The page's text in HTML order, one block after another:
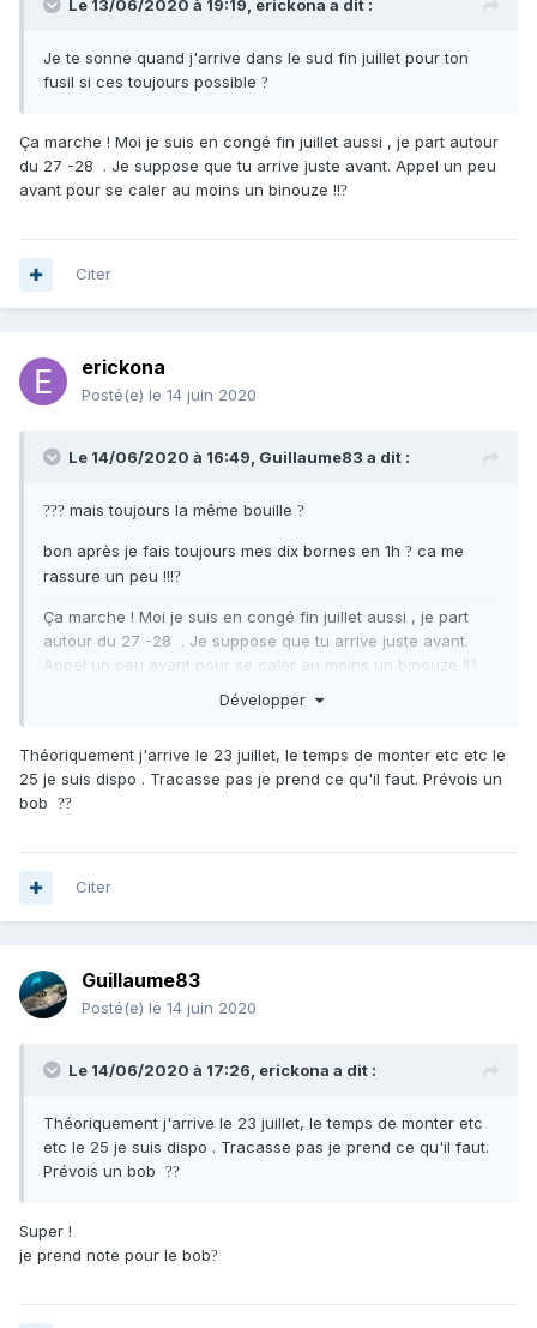
Le 13/06/2020 à 19:19, erickona a dit :
Je te sonne quand j'arrive dans le sud fin juillet pour ton
fusil si ces toujours possible ?
Ça marche ! Moi je suis en congé fin juillet aussi , je part autour
du 27 -28 . Je suppose que tu arrive juste avant. Appel un peu
avant pour se caler au moins un binouze !!?
Citer
erickona
Posté(e) le 14 juin 2020
Le 14/06/2020 à 16:49, Guillaume83 a dit :
??? mais toujours la même bouille ?
bon après je fais toujours mes dix bornes en 1h ? ca me
rassure un peu !!!?
Ça marche ! Moi je suis en congé fin juillet aussi , je part
autour du 27 -28 . Je suppose que tu arrive juste avant.
Appel un peu avant pour se caler au moins un binouze !!?
Développer
Théoriquement j'arrive le 23 juillet, le temps de monter etc etc le
25 je suis dispo . Tracasse pas je prend ce qu'il faut. Prévois un
bob ??
Citer
Guillaume83
Posté(e) le 14 juin 2020
Le 14/06/2020 à 17:26, erickona a dit :
Théoriquement j'arrive le 23 juillet, le temps de monter etc
etc le 25 je suis dispo . Tracasse pas je prend ce qu'il faut.
Prévois un bob ??
Super !
je prend note pour le bob?